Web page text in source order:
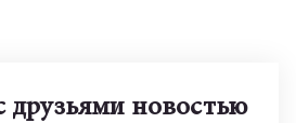
друзьями новостью